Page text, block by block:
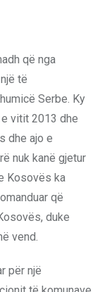
që nga
të
Serbe. Ky
vitit 2013 dhe
dhe ajo e
nuk kanë gjetur
Kosovës ka
që
duke
vend.
për një